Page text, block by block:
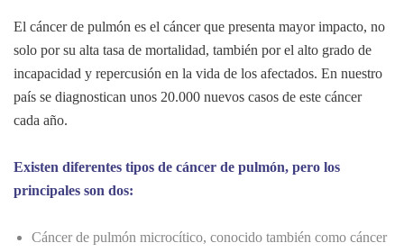
El cáncer de pulmón es el cáncer que presenta mayor impacto, no
solo por su alta tasa de mortalidad, también por el alto grado de
incapacidad y repercusión en la vida de los afectados. En nuestro
país se diagnostican unos 20.000 nuevos casos de este cáncer
cada año.
Existen diferentes tipos de cáncer de pulmón, pero los
principales son dos:
Cáncer de pulmón microcítico, conocido también como cáncer